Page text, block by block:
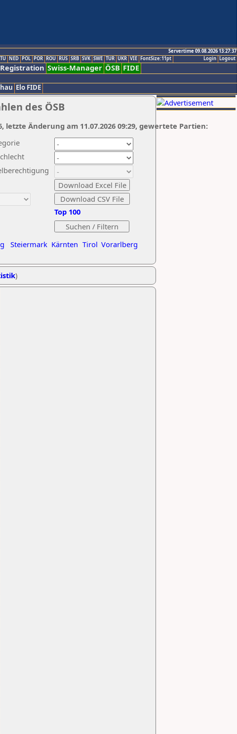
Servertime 09.08.2026 13:27:37
Logout
Login
NED POL POR ROU RUS SRB SVK SWE TUR UKR VIE FontSize:11pt
Swiss-Manager ÖSB FIDE
Elo FIDE
des ÖSB
Steiermark Kärnten Tirol Vorarlberg
Top 100
letzte Änderung am 11.07.2026 09:29, gewertete Partien:
)